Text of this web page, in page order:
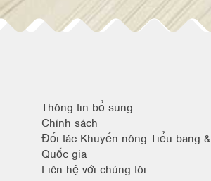
Thông tin bổ sung
Chính sách
Đối tác Khuyến nông Tiểu bang &
Quốc gia
Liên hệ với chúng tôi